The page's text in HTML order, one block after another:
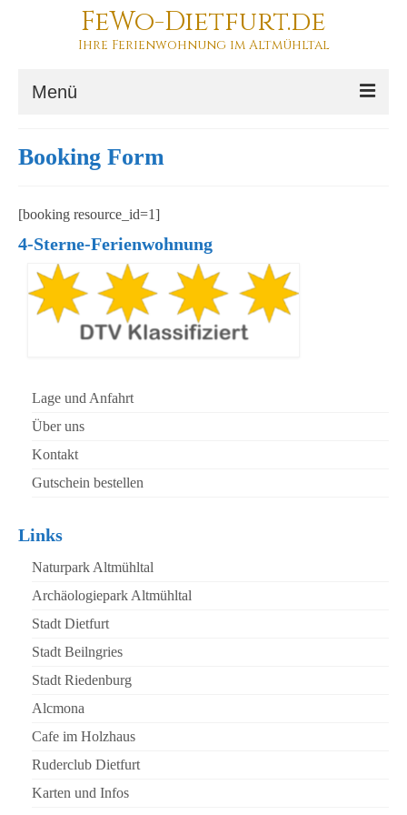
FeWo-Dietfurt.de
Ihre Ferienwohnung im Altmühltal
Menü
Buchung
Booking Form
[booking resource_id=1]
4-Sterne-Ferienwohnung
Lage und Anfahrt
Über uns
Kontakt
Gutschein bestellen
Links
Naturpark Altmühltal
Archäologiepark Altmühltal
Stadt Dietfurt
Stadt Beilngries
Stadt Riedenburg
Alcmona
Cafe im Holzhaus
Ruderclub Dietfurt
Karten und Infos